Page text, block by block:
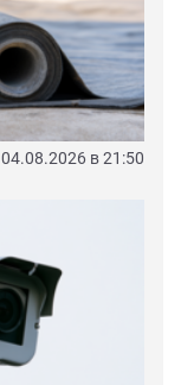
04.08.2026 в 21:50